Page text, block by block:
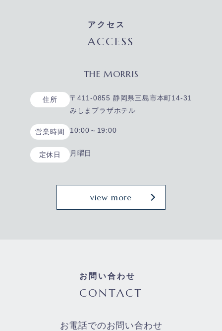
アクセス
ACCESS
THE MORRIS
住所
〒411-0855 静岡県三島市本町14-31
みしまプラザホテル
営業時間 10:00～19:00
定休日 月曜日
view more
お問い合わせ
CONTACT
お電話でのお問い合わせ